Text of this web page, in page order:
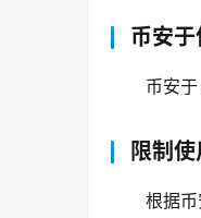
币安于
币安
限制
根据